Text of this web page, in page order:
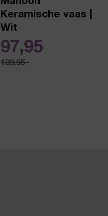
Keramische vaas |
Wit
139,95
97,95